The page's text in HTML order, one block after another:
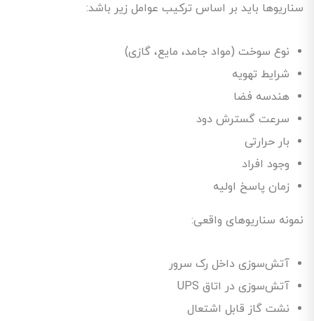
سناریوها باید بر اساس ترکیب عوامل زیر باشد:
نوع سوخت (مواد جامد، مایع، گازی)
شرایط تهویه
هندسه فضا
سرعت گسترش دود
بار حرارتی
وجود افراد
زمان پاسخ اولیه
نمونه سناریوهای واقعی:
آتش‌سوزی داخل رک سرور
آتش‌سوزی در اتاق UPS
نشت گاز قابل اشتعال